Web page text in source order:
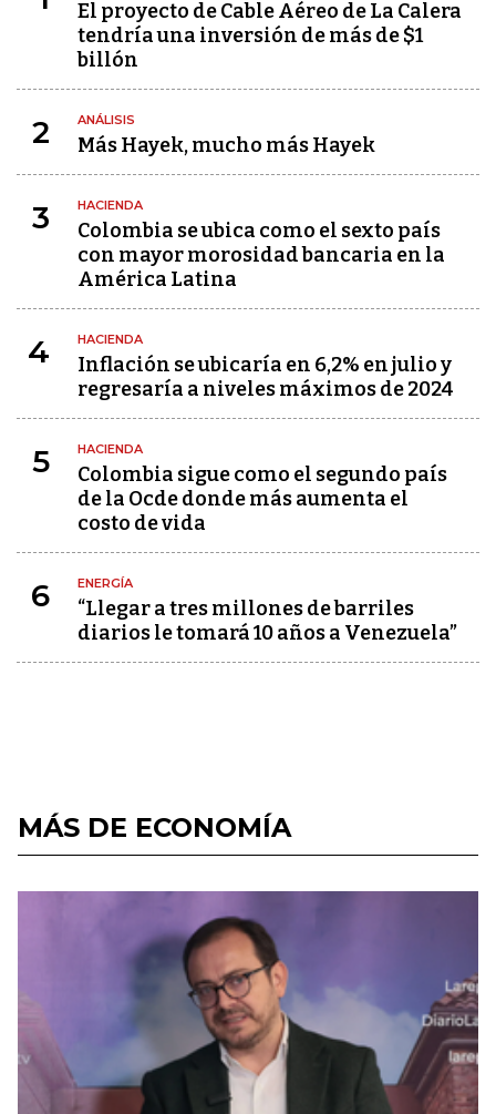
El proyecto de Cable Aéreo de La Calera
tendría una inversión de más de $1
billón
2 ANÁLISIS
Más Hayek, mucho más Hayek
3 HACIENDA
Colombia se ubica como el sexto país
con mayor morosidad bancaria en la
América Latina
4 HACIENDA
Inflación se ubicaría en 6,2% en julio y
regresaría a niveles máximos de 2024
5 HACIENDA
Colombia sigue como el segundo país
de la Ocde donde más aumenta el
costo de vida
6 ENERGÍA
“Llegar a tres millones de barriles
diarios le tomará 10 años a Venezuela”
MÁS DE ECONOMÍA